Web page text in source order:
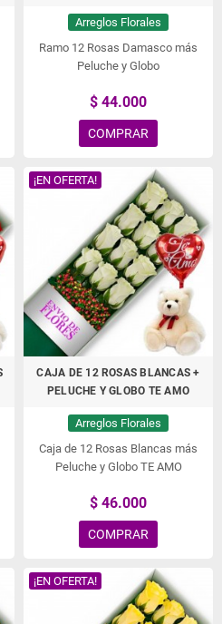
Arreglos Florales
Ramo 12 Rosas Damasco más
Peluche y Globo
$ 44.000
COMPRAR
¡EN OFERTA!
CAJA DE 12 ROSAS BLANCAS +
PELUCHE Y GLOBO TE AMO
Arreglos Florales
Caja de 12 Rosas Blancas más
Peluche y Globo TE AMO
$ 46.000
COMPRAR
¡EN OFERTA!